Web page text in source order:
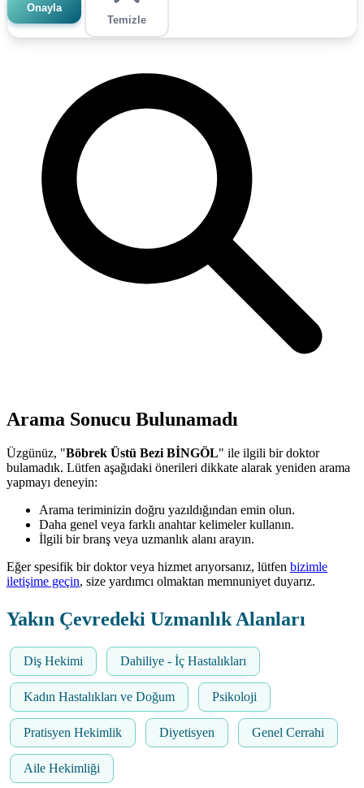
Onayla
Temizle
Arama Sonucu Bulunamadı
Üzgünüz, "Böbrek Üstü Bezi BİNGÖL" ile ilgili bir doktor
bulamadık. Lütfen aşağıdaki önerileri dikkate alarak yeniden arama
yapmayı deneyin:
Arama teriminizin doğru yazıldığından emin olun.
Daha genel veya farklı anahtar kelimeler kullanın.
İlgili bir branş veya uzmanlık alanı arayın.
Eğer spesifik bir doktor veya hizmet arıyorsanız, lütfen bizimle
iletişime geçin, size yardımcı olmaktan memnuniyet duyarız.
Yakın Çevredeki Uzmanlık Alanları
Diş Hekimi Dahiliye - İç Hastalıkları
Kadın Hastalıkları ve Doğum Psikoloji
Pratisyen Hekimlik Diyetisyen Genel Cerrahi
Aile Hekimliği